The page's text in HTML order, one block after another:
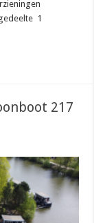
1
217